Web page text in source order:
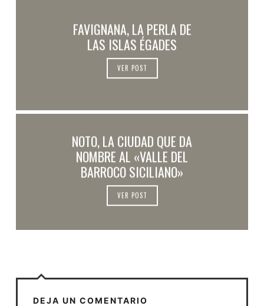
FAVIGNANA, LA PERLA DE
LAS ISLAS ÉGADES
VER POST
NOTO, LA CIUDAD QUE DA
NOMBRE AL «VALLE DEL
BARROCO SICILIANO»
VER POST
DEJA UN COMENTARIO